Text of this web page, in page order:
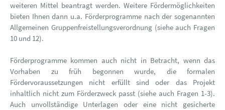
weiteren Mittel beantragt werden. Weitere Fördermöglichkeiten
bieten Ihnen dann u.a. Förderprogramme nach der sogenannten
Allgemeinen Gruppenfreistellungsverordnung (siehe auch Fragen
10 und 12).
Förderprogramme kommen auch nicht in Betracht, wenn das
Vorhaben zu früh begonnen wurde, die formalen
Fördervoraussetzungen nicht erfüllt sind oder das Projekt
inhaltlich nicht zum Förderzweck passt (siehe auch Fragen 1-3).
Auch unvollständige Unterlagen oder eine nicht gesicherte